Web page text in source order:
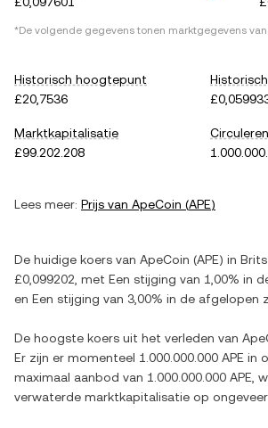
*De volgende gegevens tonen marktgegevens van
Historisch hoogtepunt
£20,7536
Marktkapitalisatie
£99.202.208
Lees meer: Prijs van ApeCoin (APE)
De huidige koers van ApeCoin (APE) in
£0,099202 , met Een stijging van 1,00% in
en Een stijging van 3,00% in de afgelopen
De hoogste koers uit het verleden van
Er zijn er momenteel 1.000.000.000 APE in
maximaal aanbod van 1.000.000.000 APE ,
verwaterde marktkapitalisatie op ongeveer